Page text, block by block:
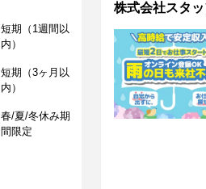
短期（1週間以
内）
短期（3ヶ月以
内）
春/夏/冬休み期
間限定
株式会社スタ